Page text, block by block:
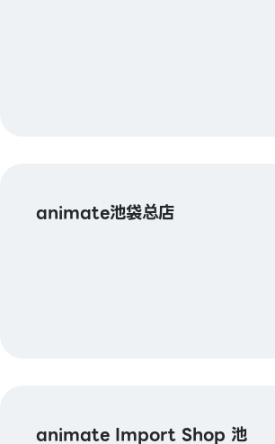
animate池袋总店
animate Import Shop 池